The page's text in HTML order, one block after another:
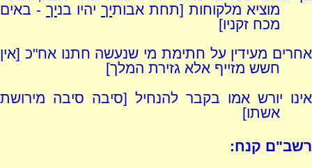
מוציא מלקוחות [תחת אבותיך יהיו בניך - באים
מכח זקניו]
אחרים מעידין על חתימת מי שנעשה חתנו אח"כ [אין
חשש מזייף אלא גזירת המלך]
אינו יורש אמו בקבר להנחיל [סיבה סיבה מירושת
אשתו]
רשב"ם קנח: